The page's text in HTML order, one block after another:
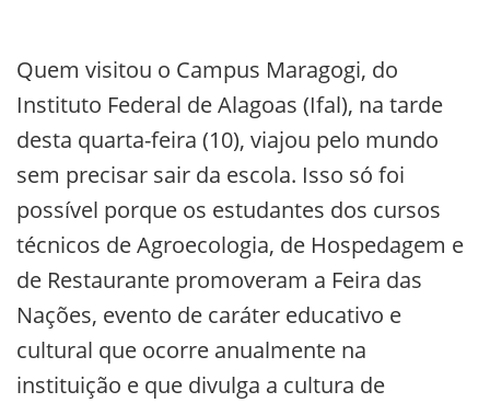
Quem visitou o Campus Maragogi, do
Instituto Federal de Alagoas (Ifal), na tarde
desta quarta-feira (10), viajou pelo mundo
sem precisar sair da escola. Isso só foi
possível porque os estudantes dos cursos
técnicos de Agroecologia, de Hospedagem e
de Restaurante promoveram a Feira das
Nações, evento de caráter educativo e
cultural que ocorre anualmente na
instituição e que divulga a cultura de